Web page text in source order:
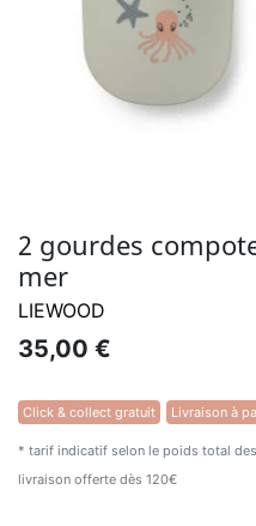
2 gourdes
mer
LIEWOOD
35,00 €
Click & collect gratuit Livraison à
* tarif indicatif selon le poids total
livraison offerte dès 120€